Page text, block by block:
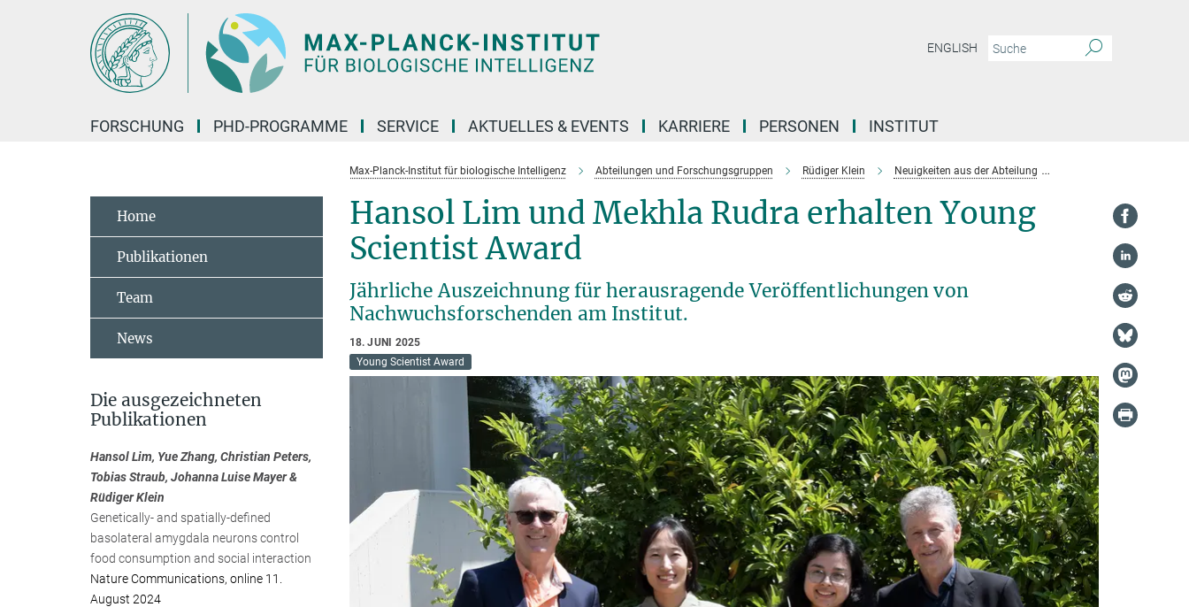
ENGLISH
FORSCHUNG PHD-PROGRAMME SERVICE AKTUELLES & EVENTS KARRIERE PERSONEN INSTITUT
Max-Planck-Institut für biologische Intelligenz Abteilungen und Forschungsgruppen Rüdiger Klein Neuigkeiten aus der Abteilung
Hansol Lim und Mekhla Rudra erhalten Young
Scientist Award
Jährliche Auszeichnung für herausragende Veröffentlichungen von
Nachwuchsforschenden am Institut.
18. JUNI 2025
Young Scientist Award
Home
Publikationen
Team
News
Die ausgezeichneten
Publikationen
Hansol Lim, Yue Zhang, Christian Peters,
Tobias Straub, Johanna Luise Mayer &
Rüdiger Klein
Genetically- and spatially-defined
basolateral amygdala neurons control
food consumption and social interaction
Nature Communications, online 11.
August 2024